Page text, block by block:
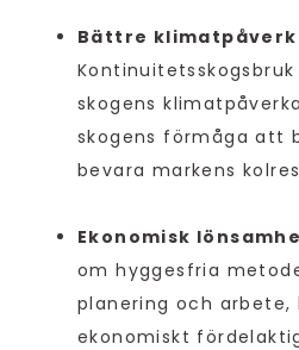
Bättre
skogens
skogens förmåga att
bevara markens
Ekonomisk
om hyggesfria
planering och arbete,
ekonomiskt